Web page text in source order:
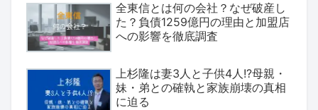
全東信とは何の会社？なぜ破産し
た？負債1259億円の理由と加盟店
への影響を徹底調査
上杉隆は妻3人と子供4人!?母親・
妹・弟との確執と家族崩壊の真相
に迫る